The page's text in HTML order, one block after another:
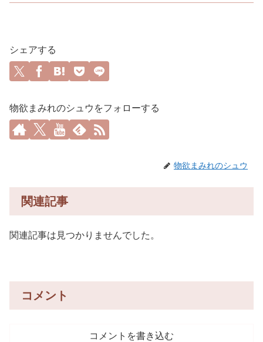
シェアする
物欲まみれのシュウをフォローする
物欲まみれのシュウ
関連記事
関連記事は見つかりませんでした。
コメント
コメントを書き込む